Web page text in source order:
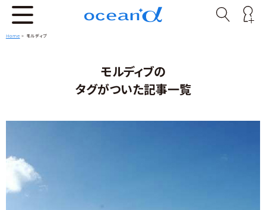
Home > モルディブ
モルディブの
タグがついた記事一覧